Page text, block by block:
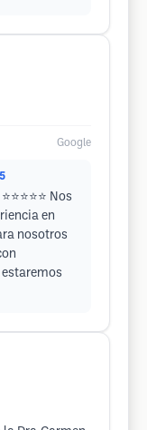
Google
Nos
en
nosotros